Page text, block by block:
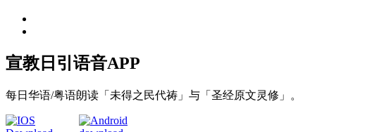
宣教日引 语音APP
每日华语/粤语朗读「未得之民代祷」与「圣经原文灵修」。